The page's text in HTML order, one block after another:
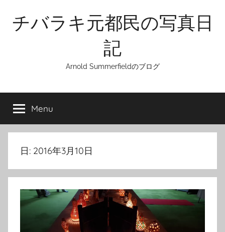
content
チバラキ元都民の写真日
記
Arnold Summerfieldのブログ
Menu
日: 2016年3月10日